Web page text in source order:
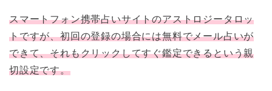
スマートフォン携帯占いサイトのアストロジータロッ
トですが、初回の登録の場合には無料でメール占いが
できて、それもクリックしてすぐ鑑定できるという親
切設定です。